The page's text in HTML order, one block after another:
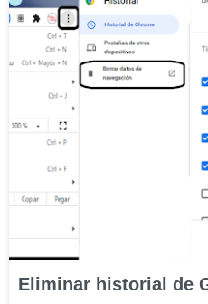
Eliminar historial de